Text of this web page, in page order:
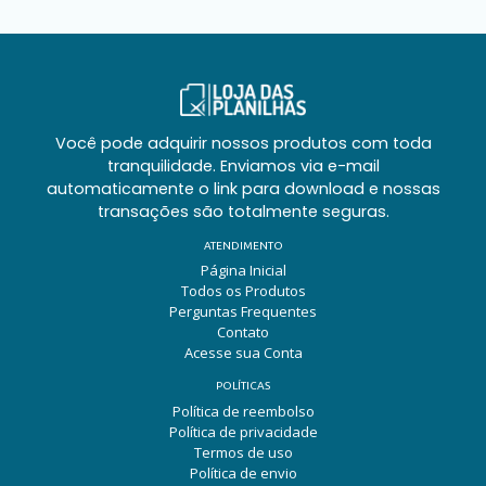
Você pode adquirir nossos produtos com toda
tranquilidade. Enviamos via e-mail
automaticamente o link para download e nossas
transações são totalmente seguras.
ATENDIMENTO
Página Inicial
Todos os Produtos
Perguntas Frequentes
Contato
Acesse sua Conta
POLÍTICAS
Política de reembolso
Política de privacidade
Termos de uso
Política de envio